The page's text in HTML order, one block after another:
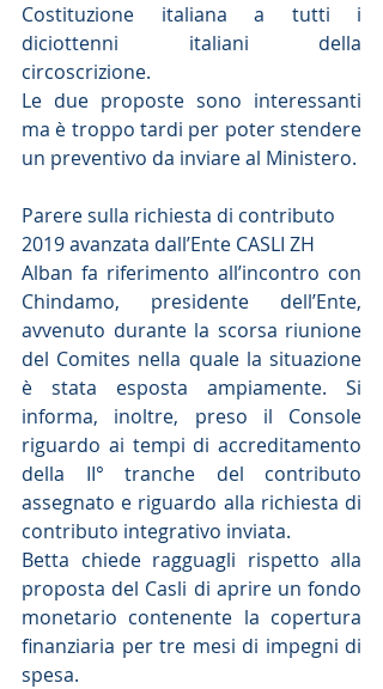
Costituzione italiana a tutti i
diciottenni italiani della
circoscrizione.
Le due proposte sono interessanti
ma è troppo tardi per poter stendere
un preventivo da inviare al Ministero.
Parere sulla richiesta di contributo
2019 avanzata dall’Ente CASLI ZH
Alban fa riferimento all’incontro con
Chindamo, presidente dell’Ente,
avvenuto durante la scorsa riunione
del Comites nella quale la situazione
è stata esposta ampiamente. Si
informa, inoltre, preso il Console
riguardo ai tempi di accreditamento
della II° tranche del contributo
assegnato e riguardo alla richiesta di
contributo integrativo inviata.
Betta chiede ragguagli rispetto alla
proposta del Casli di aprire un fondo
monetario contenente la copertura
finanziaria per tre mesi di impegni di
spesa.